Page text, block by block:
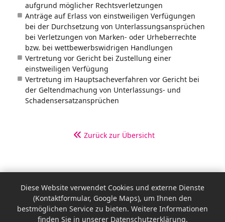
aufgrund möglicher Rechtsverletzungen
Anträge auf Erlass von einstweiligen Verfügungen
bei der Durchsetzung von Unterlassungsansprüchen
bei Verletzungen von Marken- oder Urheberrechte
bzw. bei wettbewerbswidrigen Handlungen
Vertretung vor Gericht bei Zustellung einer
einstweiligen Verfügung
Vertretung im Hauptsacheverfahren vor Gericht bei
der Geltendmachung von Unterlassungs- und
Schadensersatzansprüchen
Zurück zur Übersicht
Impressum
Datenschutzerklärung
Cookie-Einstellungen
Diese Website verwendet Cookies und externe Dienste
(Kontaktformular, Google Maps), um Ihnen den
bestmöglichen Service zu bieten. Weitere Informationen
finden Sie in unserer Datenschutzerklärung.